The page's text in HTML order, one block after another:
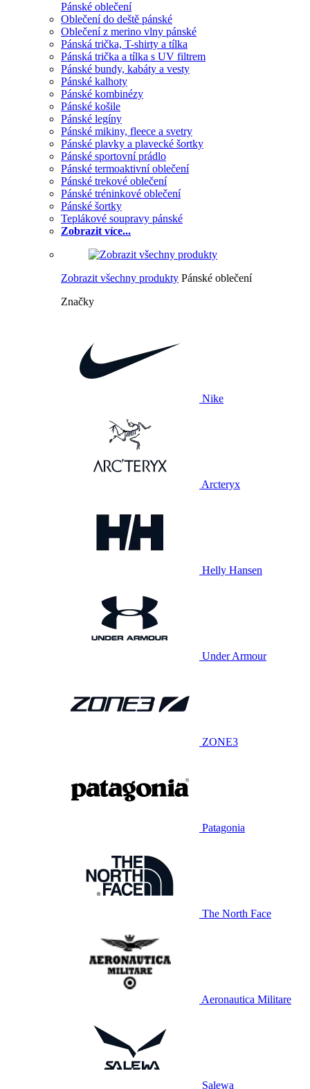
Pánské oblečení
Oblečení do deště pánské
Oblečení z merino vlny pánské
Pánská trička, T-shirty a tílka
Pánská trička a tílka s UV filtrem
Pánské bundy, kabáty a vesty
Pánské kalhoty
Pánské kombinézy
Pánské košile
Pánské legíny
Pánské mikiny, fleece a svetry
Pánské plavky a plavecké šortky
Pánské sportovní prádlo
Pánské termoaktivní oblečení
Pánské trekové oblečení
Pánské tréninkové oblečení
Pánské šortky
Teplákové soupravy pánské
Zobrazit více...
Zobrazit všechny produkty Pánské oblečení
Značky
Nike
Arcteryx
Helly Hansen
Under Armour
ZONE3
Patagonia
The North Face
Aeronautica Militare
Salewa